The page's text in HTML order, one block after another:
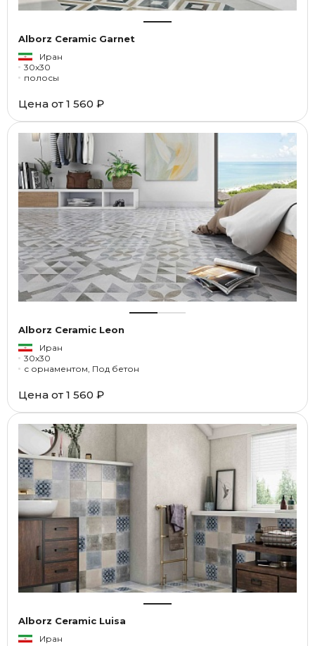
Alborz Ceramic Garnet
Иран
30x30
полосы
Цена от 1 560 ₽
Alborz Ceramic Leon
Иран
30x30
с орнаментом, Под бетон
Цена от 1 560 ₽
Alborz Ceramic Luisa
Иран